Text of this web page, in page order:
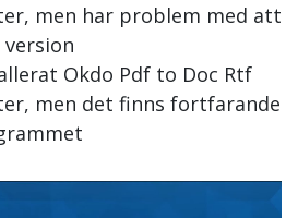
men har problem med att
Okdo Pdf to Doc Rtf
men det finns fortfarande